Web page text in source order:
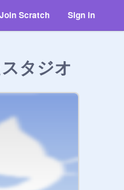
Join Scratch Sign in
タジオ